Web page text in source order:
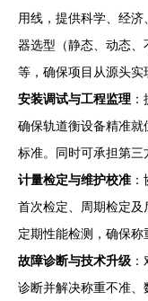
用线，提供科学、经
器选型（静态、动态
等，确保项目从源头实
安装调试与工程监理
确保轨道衡设备精准
标准。同时可承担第三
计量检定与维护校准
首次检定、周期检定及
定期性能检测，确保称
故障诊断与技术升级
诊断并解决称重不准